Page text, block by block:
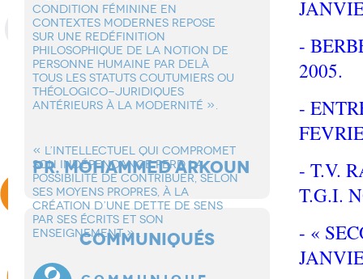
CONDITION FéMININE EN
CONTEXTES MODERNES REPOSE
SUR UNE REDéFINITION
PHILOSOPHIQUE DE LA NOTION DE
PERSONNE HUMAINE PAR DELà
TOUS LES STATUTS COUTUMIERS OU
THéOLOGICO-JURIDIQUES
ANTéRIEURS à LA MODERNITé ».
« L’INTELLECTUEL QUI COMPROMET
SON INDéPENDANCE PERD LA
POSSIBILITé DE CONTRIBUER, SELON
SES MOYENS PROPRES, à LA
CRéATION D’UNE DETTE DE SENS
PAR SES éCRITS ET SON
ENSEIGNEMENT » .
PR. MOHAMMED ARKOUN
COMMUNIQUÉS
-
2005.
-
- T.V.
T.G.I.
- «